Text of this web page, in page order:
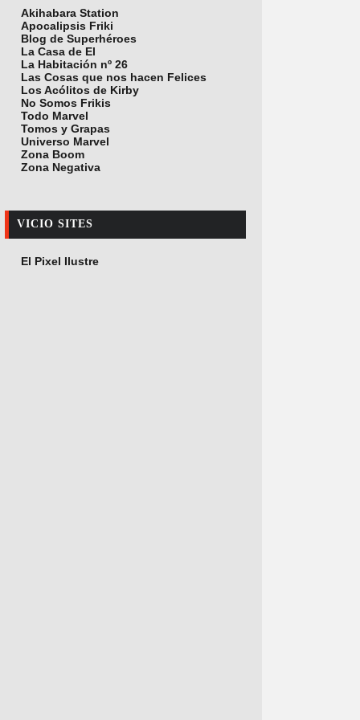
Akihabara Station
Apocalipsis Friki
Blog de Superhéroes
La Casa de El
La Habitación nº 26
Las Cosas que nos hacen Felices
Los Acólitos de Kirby
No Somos Frikis
Todo Marvel
Tomos y Grapas
Universo Marvel
Zona Boom
Zona Negativa
VICIO SITES
El Pixel Ilustre